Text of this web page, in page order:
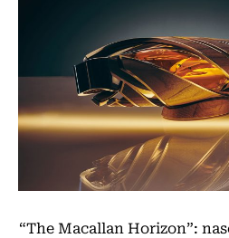
“The Macallan Horizon”: